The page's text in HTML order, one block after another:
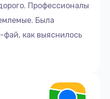
Профессионалы
Была
фай, как выяснилось